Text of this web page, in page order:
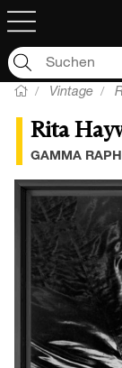
Vintage
Rita
GAMMA